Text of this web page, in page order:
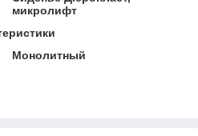
микролифт
Монолитный